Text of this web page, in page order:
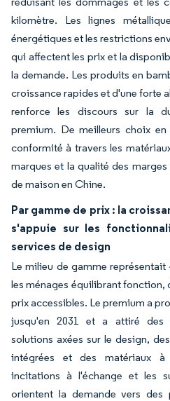
kilomètre. Les lignes
énergétiques et les restrictions
qui affectent les prix et la
la demande. Les produits en
croissance rapides et d'une forte
renforce les discours sur la
premium. De meilleurs choix
conformité à travers les
marques et la qualité des
de maison en Chine.
Par gamme de prix : la
s'appuie sur les
services de design
Le milieu de gamme représentait
les ménages équilibrant fonction,
prix accessibles. Le premium a
jusqu'en 2031 et a attiré des
solutions axées sur le design,
intégrées et des matériaux à
incitations à l'échange et les
orientent la demande vers des